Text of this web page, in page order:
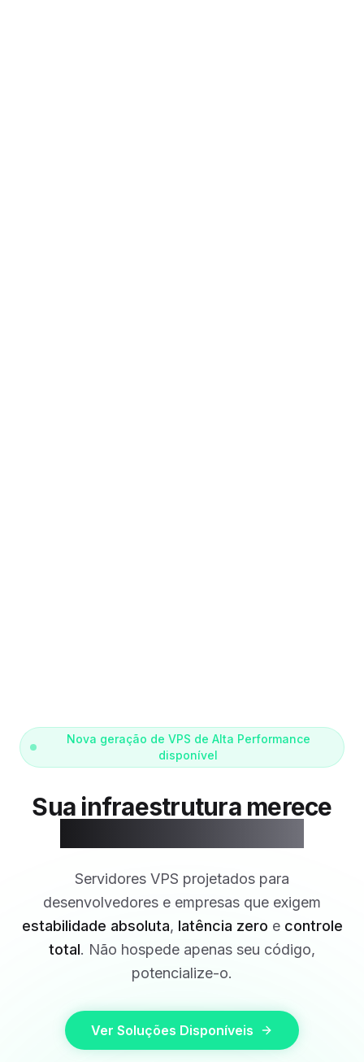
Nova geração de VPS de Alta Performance
disponível
Sua infraestrutura merece
Servidores VPS projetados para
desenvolvedores e empresas que exigem
estabilidade absoluta, latência zero econtrole
total. Não hospede apenas seu código,
potencialize-o.
Ver Soluções Disponíveis